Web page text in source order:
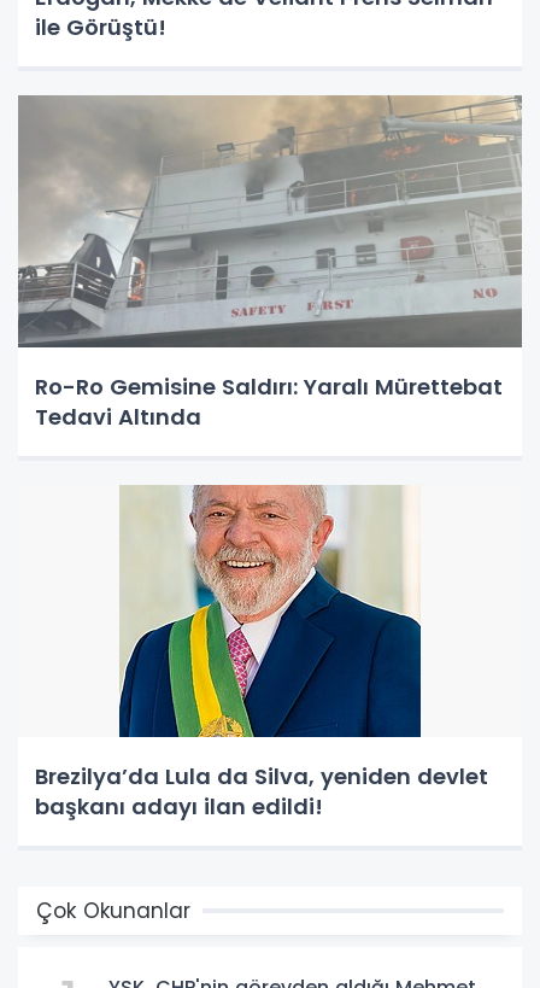
ile Görüştü!
Ro-Ro Gemisine Saldırı: Yaralı Mürettebat
Tedavi Altında
Brezilya’da Lula da Silva, yeniden devlet
başkanı adayı ilan edildi!
Çok Okunanlar